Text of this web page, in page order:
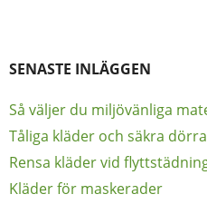
SENASTE INLÄGGEN
Så väljer du miljövänliga
Tåliga kläder och säkra
Rensa kläder vid
Kläder för maskerader